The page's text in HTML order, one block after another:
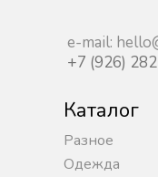
Каталог
e-mail:
+7 (926)
Одежда
Разное